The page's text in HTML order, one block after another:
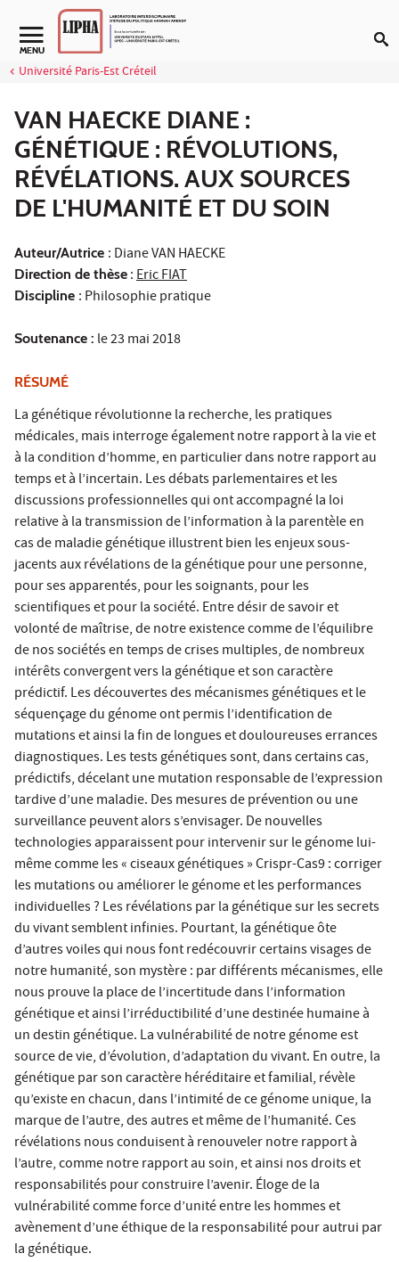
Aller au contenu
Navigation secondaire
MENU
Université Paris-Est Créteil
VAN HAECKE DIANE :
GÉNÉTIQUE : RÉVOLUTIONS,
RÉVÉLATIONS. AUX SOURCES
DE L'HUMANITÉ ET DU SOIN
Auteur/Autrice : Diane VAN HAECKE
Direction de thèse :Eric FIAT
Discipline : Philosophie pratique
Soutenance : le 23 mai 2018
RÉSUMÉ
La génétique révolutionne la recherche, les pratiques
médicales, mais interroge également notre rapport à la vie et
à la condition d’homme, en particulier dans notre rapport au
temps et à l’incertain. Les débats parlementaires et les
discussions professionnelles qui ont accompagné la loi
relative à la transmission de l’information à la parentèle en
cas de maladie génétique illustrent bien les enjeux sous-
jacents aux révélations de la génétique pour une personne,
pour ses apparentés, pour les soignants, pour les
scientifiques et pour la société. Entre désir de savoir et
volonté de maîtrise, de notre existence comme de l’équilibre
de nos sociétés en temps de crises multiples, de nombreux
intérêts convergent vers la génétique et son caractère
prédictif. Les découvertes des mécanismes génétiques et le
séquençage du génome ont permis l’identification de
mutations et ainsi la fin de longues et douloureuses errances
diagnostiques. Les tests génétiques sont, dans certains cas,
prédictifs, décelant une mutation responsable de l’expression
tardive d’une maladie. Des mesures de prévention ou une
surveillance peuvent alors s’envisager. De nouvelles
technologies apparaissent pour intervenir sur le génome lui-
même comme les « ciseaux génétiques » Crispr-Cas9 : corriger
les mutations ou améliorer le génome et les performances
individuelles ? Les révélations par la génétique sur les secrets
du vivant semblent infinies. Pourtant, la génétique ôte
d’autres voiles qui nous font redécouvrir certains visages de
notre humanité, son mystère : par différents mécanismes, elle
nous prouve la place de l’incertitude dans l’information
génétique et ainsi l’irréductibilité d’une destinée humaine à
un destin génétique. La vulnérabilité de notre génome est
source de vie, d’évolution, d’adaptation du vivant. En outre, la
génétique par son caractère héréditaire et familial, révèle
qu’existe en chacun, dans l’intimité de ce génome unique, la
marque de l’autre, des autres et même de l’humanité. Ces
révélations nous conduisent à renouveler notre rapport à
l’autre, comme notre rapport au soin, et ainsi nos droits et
responsabilités pour construire l’avenir. Éloge de la
vulnérabilité comme force d’unité entre les hommes et
avènement d’une éthique de la responsabilité pour autrui par
la génétique.